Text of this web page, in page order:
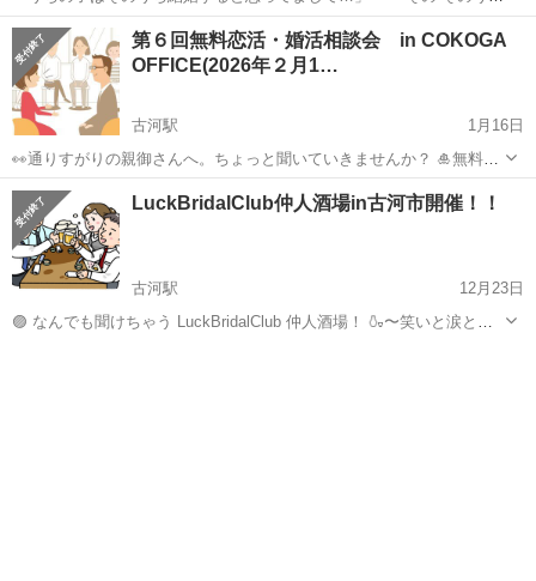
ち”、いつ来るんでしょうか。 こんにちは。今回は 未婚のお子さんを
持つ親御さん向け に、少し笑えて、でも「うちのことかも…」と頷い
てしまうお話を交えなが...
茨城 古河市 古河駅 その他 子ども
第６回無料恋活・婚活相談会 in COKOGA
OFFICE(2026年２月1…
古河駅
1月16日
👀通りすがりの親御さんへ。ちょっと聞いていきませんか？ 🎍無料・
恋活＆婚活相談会 in COKOGA OFFICE🎍 💥２月1１日（水）13:00〜
15:00（延長あり） 古河市【COKOGA OFFICE】で開催...
茨城 無料
LuckBridalClub仲人酒場in古河市開催！！
古河駅
12月23日
🟣 なんでも聞けちゃう LuckBridalClub 仲人酒場！ 🍶〜笑いと涙とプ